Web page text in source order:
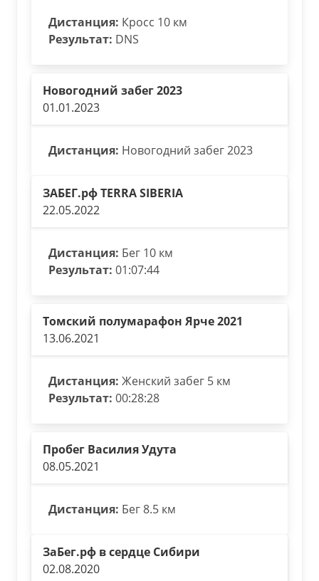
Дистанция: Кросс 10 км
Результат: DNS
Новогодний забег 2023
01.01.2023
Дистанция: Новогодний забег 2023
ЗАБЕГ.рф TERRA SIBERIA
22.05.2022
Дистанция: Бег 10 км
Результат: 01:07:44
Томский полумарафон Ярче 2021
13.06.2021
Дистанция: Женский забег 5 км
Результат: 00:28:28
Пробег Василия Удута
08.05.2021
Дистанция: Бег 8.5 км
ЗаБег.рф в сердце Сибири
02.08.2020